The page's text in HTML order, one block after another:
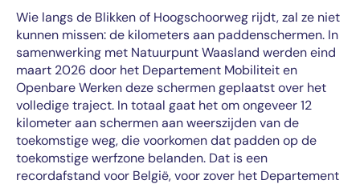
Wie langs de Blikken of Hoogschoorweg rijdt, zal ze niet
kunnen missen: de kilometers aan paddenschermen. In
samenwerking met Natuurpunt Waasland werden eind
maart 2026 door het Departement Mobiliteit en
Openbare Werken deze schermen geplaatst over het
volledige traject. In totaal gaat het om ongeveer 12
kilometer aan schermen aan weerszijden van de
toekomstige weg, die voorkomen dat padden op de
toekomstige werfzone belanden. Dat is een
recordafstand voor België, voor zover het Departement